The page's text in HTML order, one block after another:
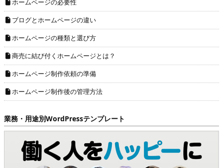
ブログとホームページの違い
ホームページの種類と選び方
商売に結び付くホームページとは？
ホームページ制作依頼の準備
ホームページ制作後の管理方法
業務・用途別WordPressテンプレート